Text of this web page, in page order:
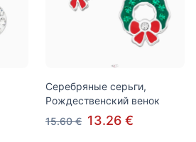
Серебряные серьги,
Рождественский венок
15.60 € 13.26 €